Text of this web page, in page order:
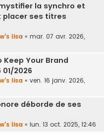
la synchro et
ses titres
lisa « mar. 07 avr. 2026,
Keep Your Brand
2026
lisa « ven. 16 janv. 2026,
déborde de ses
lisa « lun. 13 oct. 2025, 12:46